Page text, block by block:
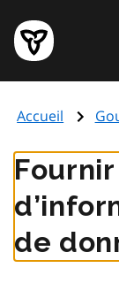
au
contenu
principal
Page
d'accueil
de
Accueil
de